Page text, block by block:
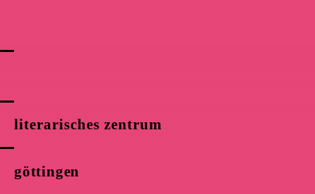
literarisches zentrum
göttingen